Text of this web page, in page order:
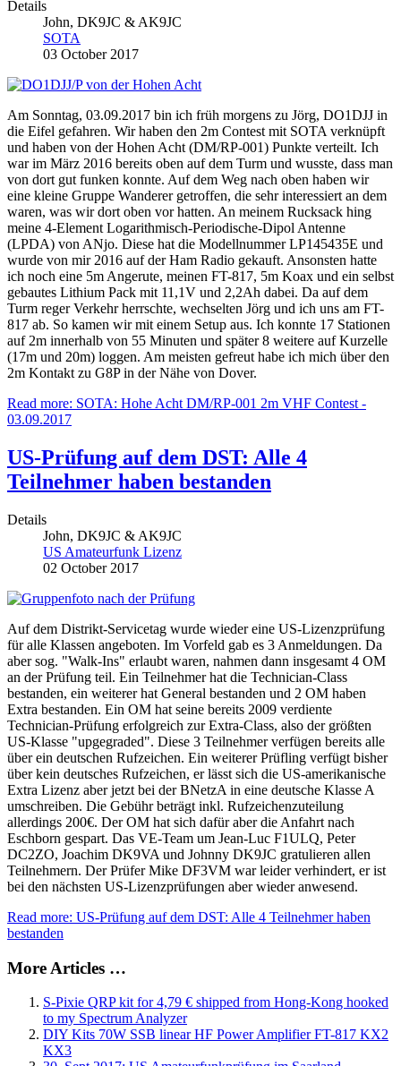
Details
John, DK9JC & AK9JC
SOTA
03 October 2017
Am Sonntag, 03.09.2017 bin ich früh morgens zu Jörg, DO1DJJ in
die Eifel gefahren. Wir haben den 2m Contest mit SOTA verknüpft
und haben von der Hohen Acht (DM/RP-001) Punkte verteilt. Ich
war im März 2016 bereits oben auf dem Turm und wusste, dass man
von dort gut funken konnte. Auf dem Weg nach oben haben wir
eine kleine Gruppe Wanderer getroffen, die sehr interessiert an dem
waren, was wir dort oben vor hatten. An meinem Rucksack hing
meine 4-Element Logarithmisch-Periodische-Dipol Antenne
(LPDA) von ANjo. Diese hat die Modellnummer LP145435E und
wurde von mir 2016 auf der Ham Radio gekauft. Ansonsten hatte
ich noch eine 5m Angerute, meinen FT-817, 5m Koax und ein selbst
gebautes Lithium Pack mit 11,1V und 2,2Ah dabei. Da auf dem
Turm reger Verkehr herrschte, wechselten Jörg und ich uns am FT-
817 ab. So kamen wir mit einem Setup aus. Ich konnte 17 Stationen
auf 2m innerhalb von 55 Minuten und später 8 weitere auf Kurzelle
(17m und 20m) loggen. Am meisten gefreut habe ich mich über den
2m Kontakt zu G8P in der Nähe von Dover.
Read more: SOTA: Hohe Acht DM/RP-001 2m VHF Contest -
03.09.2017
US-Prüfung auf dem DST: Alle 4
Teilnehmer haben bestanden
Details
John, DK9JC & AK9JC
US Amateurfunk Lizenz
02 October 2017
Auf dem Distrikt-Servicetag wurde wieder eine US-Lizenzprüfung
für alle Klassen angeboten. Im Vorfeld gab es 3 Anmeldungen. Da
aber sog. "Walk-Ins" erlaubt waren, nahmen dann insgesamt 4 OM
an der Prüfung teil. Ein Teilnehmer hat die Technician-Class
bestanden, ein weiterer hat General bestanden und 2 OM haben
Extra bestanden. Ein OM hat seine bereits 2009 verdiente
Technician-Prüfung erfolgreich zur Extra-Class, also der größten
US-Klasse "upgegraded". Diese 3 Teilnehmer verfügen bereits alle
über ein deutschen Rufzeichen. Ein weiterer Prüfling verfügt bisher
über kein deutsches Rufzeichen, er lässt sich die US-amerikanische
Extra Lizenz aber jetzt bei der BNetzA in eine deutsche Klasse A
umschreiben. Die Gebühr beträgt inkl. Rufzeichenzuteilung
allerdings 200€. Der OM hat sich dafür aber die Anfahrt nach
Eschborn gespart. Das VE-Team um Jean-Luc F1ULQ, Peter
DC2ZO, Joachim DK9VA und Johnny DK9JC gratulieren allen
Teilnehmern. Der Prüfer Mike DF3VM war leider verhindert, er ist
bei den nächsten US-Lizenzprüfungen aber wieder anwesend.
Read more: US-Prüfung auf dem DST: Alle 4 Teilnehmer haben
bestanden
More Articles …
S-Pixie QRP kit for 4,79 € shipped from Hong-Kong hooked
to my Spectrum Analyzer
DIY Kits 70W SSB linear HF Power Amplifier FT-817 KX2
KX3